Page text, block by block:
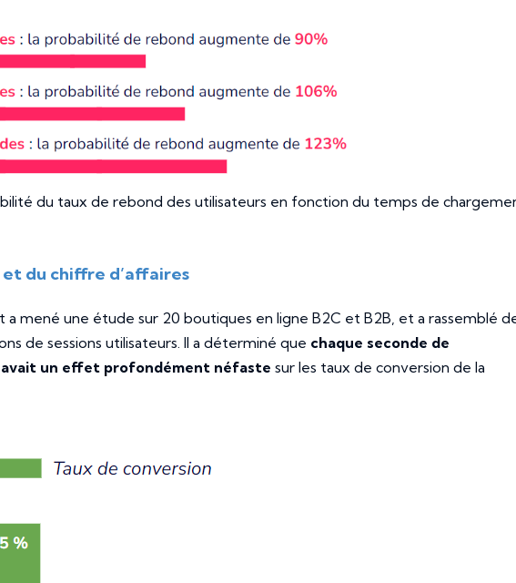
du taux de rebond des utilisateurs en fonction du temps de
et du chiffre d’affaires
a mené une étude sur 20 boutiques en ligne B2C et B2B, et a rassemblé
de sessions utilisateurs. Il a déterminé que chaque seconde de
un effet profondément néfaste sur les taux de conversion de la